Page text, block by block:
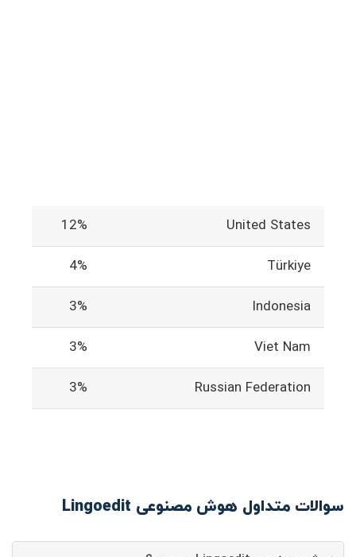
United States
12%
Türkiye
4%
Indonesia
3%
Viet Nam
3%
Russian Federation
3%
سوالات متداول هوش مصنوعی Lingoedit